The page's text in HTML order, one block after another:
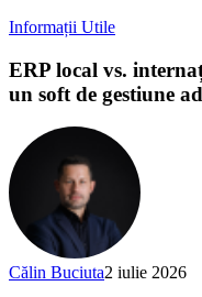
Informații Utile
ERP local vs.
un soft de gestiune
Călin Buciuta2 iulie 2026